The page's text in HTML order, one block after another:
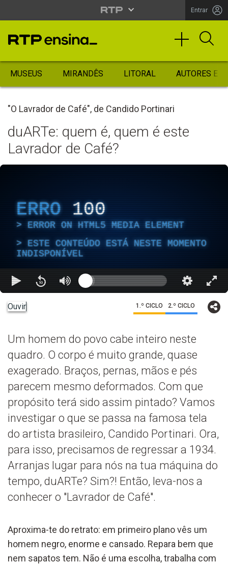
Entrar
MUSEUS MIRANDÊS LITORAL AUTORES
"O Lavrador de Café", de Candido Portinari
duARTe: quem é, quem é este
Lavrador de Café?
ERRO 100
ERROR ON HTML5 MEDIA ELEMENT
ESTE CONTEÚDO ESTÁ NESTE MOMENTO
INDISPONÍVEL
Ouvir 1.º CICLO 2.º CICLO
Um homem do povo cabe inteiro neste
quadro. O corpo é muito grande, quase
exagerado. Braços, pernas, mãos e pés
parecem mesmo deformados. Com que
propósito terá sido assim pintado? Vamos
investigar o que se passa na famosa tela
do artista brasileiro, Candido Portinari. Ora,
para isso, precisamos de regressar a 1934.
Arranjas lugar para nós na tua máquina do
tempo, duARTe? Sim?! Então, leva-nos a
conhecer o "Lavrador de Café".
Aproxima-te do retrato: em primeiro planovês um
homem negro, enorme e cansado. Repara bem que
nem sapatos tem. Não é uma escolha, trabalha com